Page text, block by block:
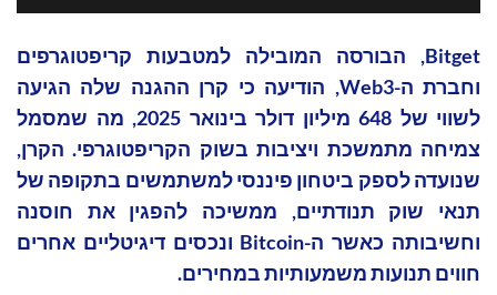
Bitget, הבורסה המובילה למטבעות קריפטוגרפים
וחברת ה-Web3, הודיעה כי קרן ההגנה שלה הגיעה
לשווי של 648 מיליון דולר בינואר 2025, מה שמסמל
צמיחה מתמשכת ויציבות בשוק הקריפטוגרפי. הקרן,
שנועדה לספק ביטחון פיננסי למשתמשים בתקופה של
תנאי שוק תנודתיים, ממשיכה להפגין את חוסנה
וחשיבותה כאשר ה-Bitcoin ונכסים דיגיטליים אחרים
חווים תנועות משמעותיות במחירים.